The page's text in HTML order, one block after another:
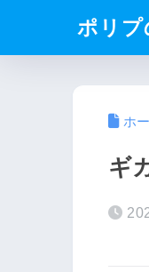
ポリプ
ホ
ギ